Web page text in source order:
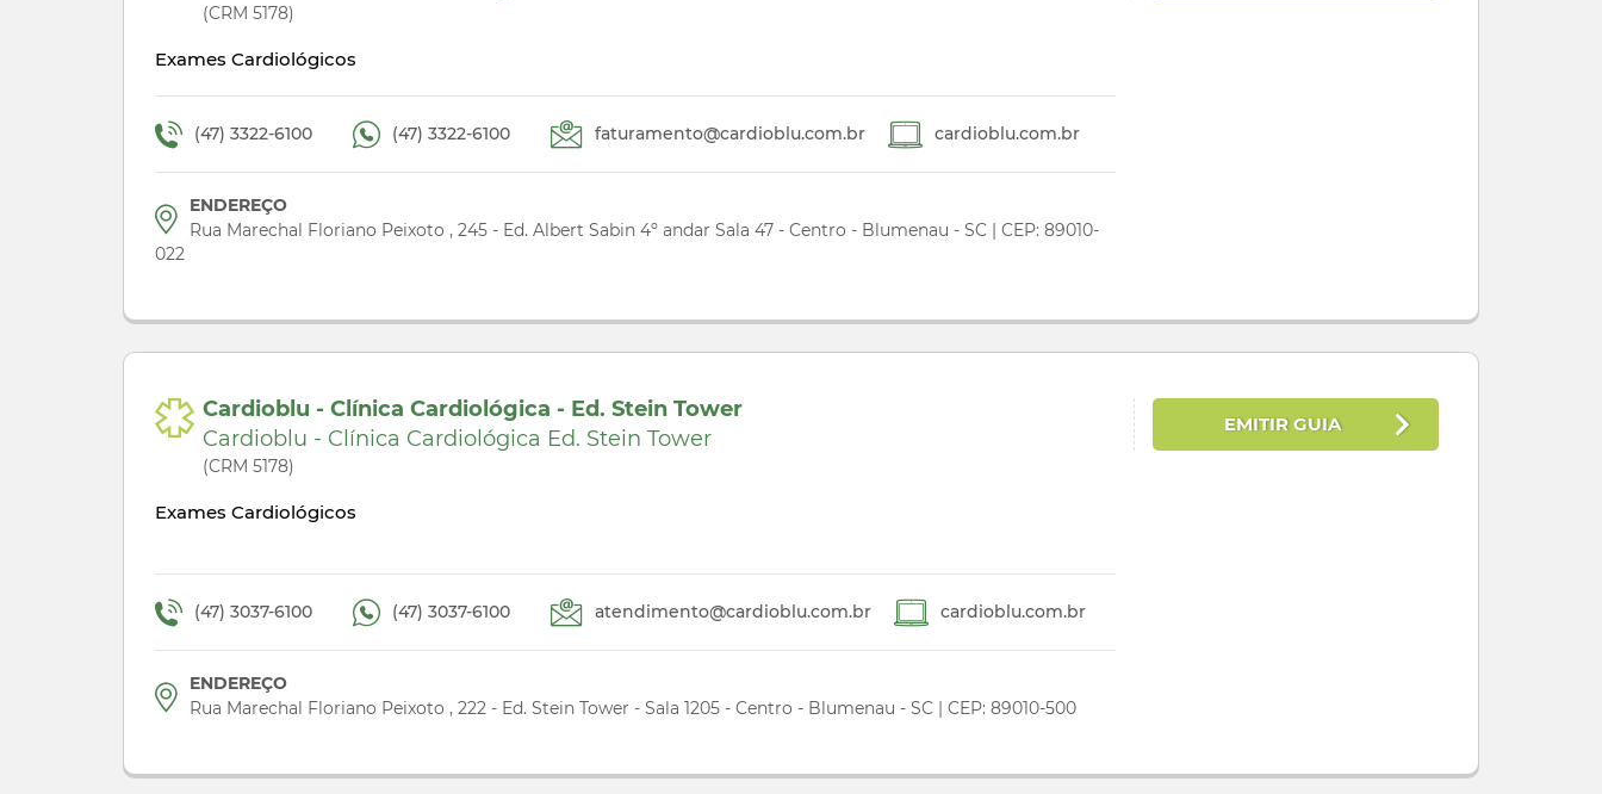
(CRM 5178)
Exames Cardiológicos
(47) 3322-6100 (47) 3322-6100 faturamento@cardioblu.com.br cardioblu.com.br
ENDEREÇO
Rua Marechal Floriano Peixoto , 245 - Ed. Albert Sabin 4º andar Sala 47 - Centro - Blumenau - SC | CEP: 89010-
022
Cardioblu - Clínica Cardiológica - Ed. Stein Tower
Cardioblu - Clínica Cardiológica Ed. Stein Tower
(CRM 5178)
Exames Cardiológicos
(47) 3037-6100 (47) 3037-6100 atendimento@cardioblu.com.br cardioblu.com.br
ENDEREÇO
Rua Marechal Floriano Peixoto , 222 - Ed. Stein Tower - Sala 1205 - Centro - Blumenau - SC | CEP: 89010-500
EMITIR GUIA